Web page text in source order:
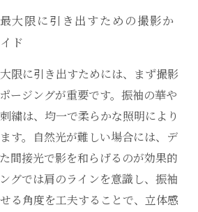
大限に引き出すための撮影か
ド
限に引き出すためには、まず撮影
ージングが重要です。振袖の華や
繍は、均一で柔らかな照明により
す。自然光が難しい場合には、デ
間接光で影を和らげるのが効果的
グでは肩のラインを意識し、振袖
る角度を工夫することで、立体感